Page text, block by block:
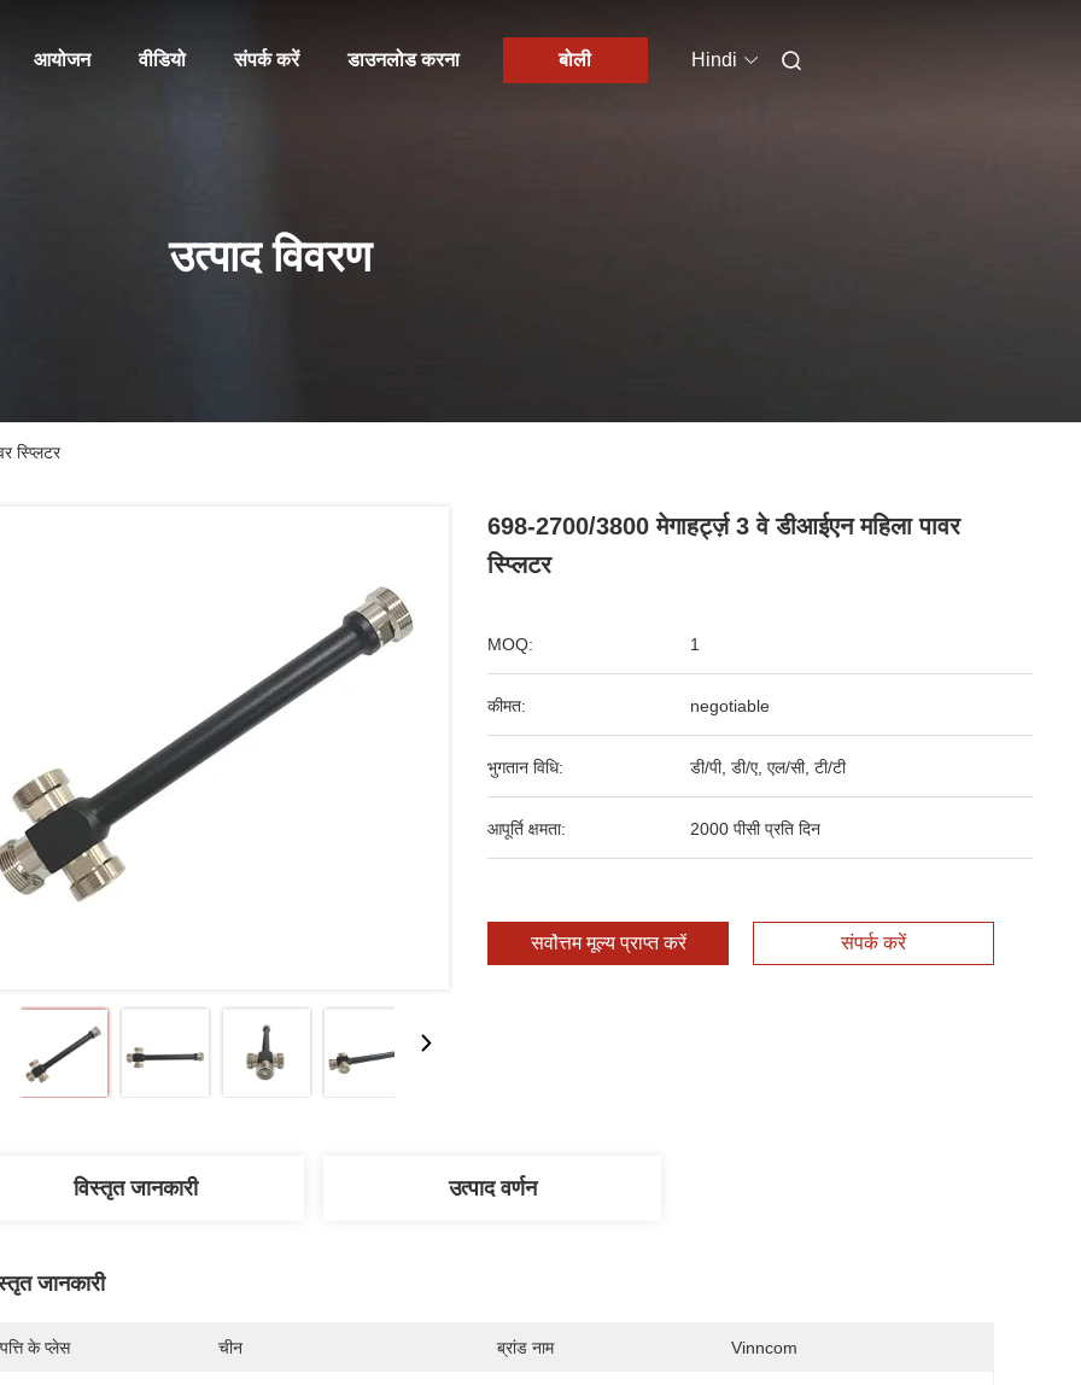
आयोजन वीडियो संपर्क करें डाउनलोड करना बोली Hindi
उत्पाद विवरण
स्प्लिटर
698-2700/3800 मेगाहर्ट्ज़ 3 वे डीआईएन महिला पावर
स्प्लिटर
MOQ: 1
कीमत: negotiable
भुगतान विधि: डी/पी, डी/ए, एल/सी, टी/टी
आपूर्ति क्षमता: 2000 पीसी प्रति दिन
सर्वोत्तम मूल्य प्राप्त करें संपर्क करें
विस्तृत जानकारी उत्पाद वर्णन
जानकारी
के प्लेस चीन ब्रांड नाम Vinncom